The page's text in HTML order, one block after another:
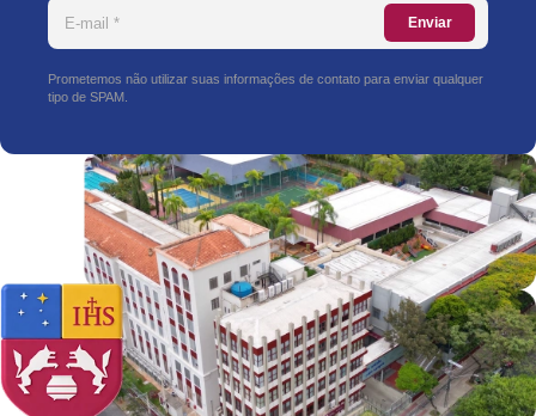
Enviar
Prometemos não utilizar suas informações de contato para enviar qualquer
tipo de SPAM.